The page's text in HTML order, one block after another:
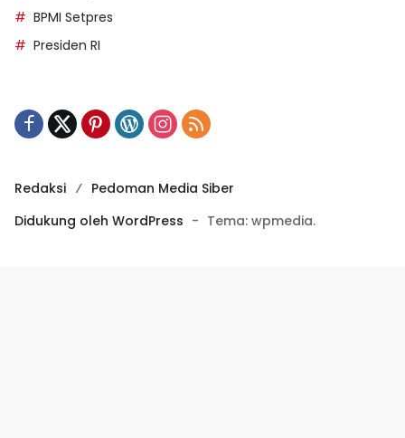
BPMI Setpres
Presiden RI
Redaksi
Pedoman Media Siber
Didukung oleh WordPress - Tema: wpmedia.